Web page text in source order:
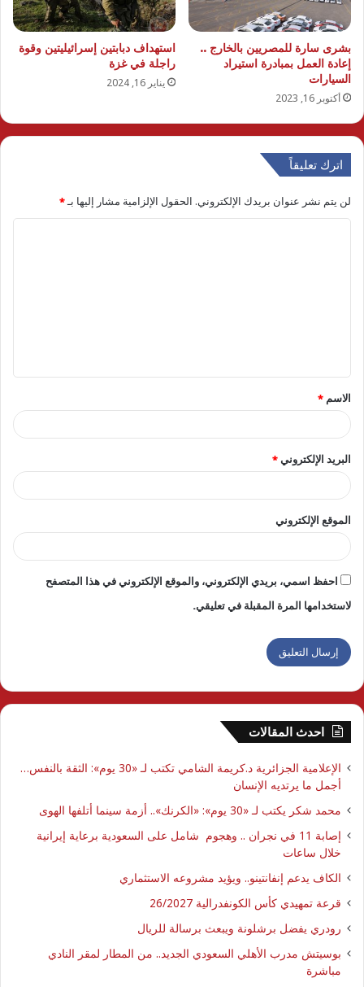
بشرى سارة للمصريين بالخارج ..
إعادة العمل بمبادرة استيراد
السيارات
أكتوبر 16, 2023
استهداف دبابتين إسرائيليتين وقوة
راجلة في غزة
يناير 16, 2024
اترك تعليقاً
لن يتم نشر عنوان بريدك الإلكتروني. الحقول الإلزامية مشار إليها بـ*
ق
*
الاسم *
البريد الإلكتروني*
الموقع الإلكتروني
احفظ اسمي، بريدي الإلكتروني، والموقع الإلكتروني في هذا المتصفح
لاستخدامها المرة المقبلة في تعليقي.
احدث المقالات
الإعلامية الجزائرية د.كريمة الشامي تكتب لـ «30 يوم»: الثقة بالنفس…
أجمل ما يرتديه الإنسان
محمد شكر يكتب لـ «30 يوم»: «الكرنك».. أزمة سينما أتلفها الهوى
إصابة 11 في نجران .. وهجوم شامل على السعودية برعاية إيرانية
خلال ساعات
الكاف يدعم إنفانتينو.. ويؤيد مشروعه الاستثماري
قرعة تمهيدي كأس الكونفدرالية 26/2027
رودري يفضل برشلونة ويبعث برسالة للريال
بوسيتش مدرب الأهلي السعودي الجديد.. من المطار لمقر النادي
مباشرة